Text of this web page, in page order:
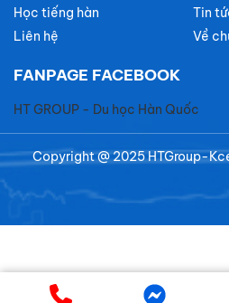
Học tiếng hàn
Tin
Liên hệ
Về
FANPAGE FACEBOOK
HT GROUP - Du học Hàn Quốc
Copyright @ 2025 HTGroup-